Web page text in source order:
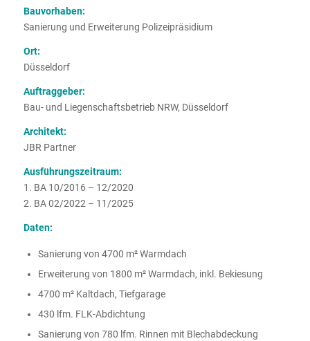
Bauvorhaben:
Sanierung und Erweiterung Polizeipräsidium
Ort:
Düsseldorf
Auftraggeber:
Bau- und Liegenschaftsbetrieb NRW, Düsseldorf
Architekt:
JBR Partner
Ausführungszeitraum:
1. BA 10/2016 – 12/2020
2. BA 02/2022 – 11/2025
Daten:
Sanierung von 4700 m² Warmdach
Erweiterung von 1800 m² Warmdach, inkl. Bekiesung
4700 m² Kaltdach, Tiefgarage
430 lfm. FLK-Abdichtung
Sanierung von 780 lfm. Rinnen mit Blechabdeckung